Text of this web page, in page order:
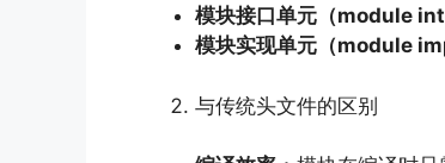
模块接口单元（module
模块实现单元（module
与传统头文件的区别